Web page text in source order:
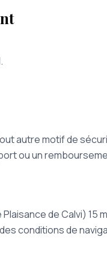
autre motif de
ou un
de Calvi)
conditions de